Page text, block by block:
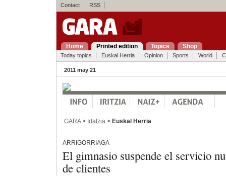
Contact RSS
Home Printed edition Topics Shop
Today topics Euskal Herria Opinion Sports World
2011 may 21
GARA> Idatzia > Euskal Herria
ARRIGORRIAGA
El gimnasio suspende el servicio
de clientes